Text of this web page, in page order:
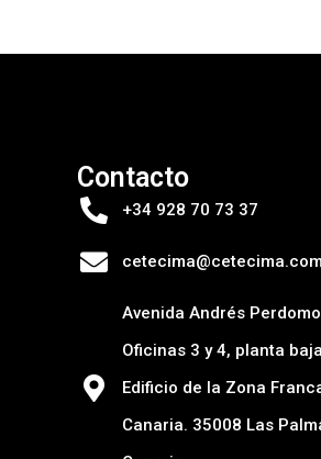
Contacto
+34 928 70 73 37
cetecima@cetecima.com
Avenida Andrés
Oficinas 3 y 4, planta
Edificio de la Zona
Canaria. 35008 Las